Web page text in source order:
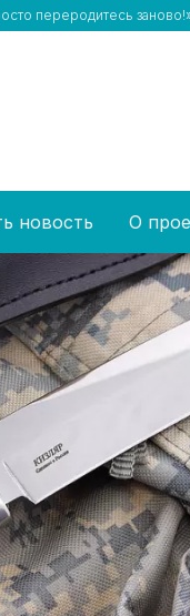
переродитесь
новость О